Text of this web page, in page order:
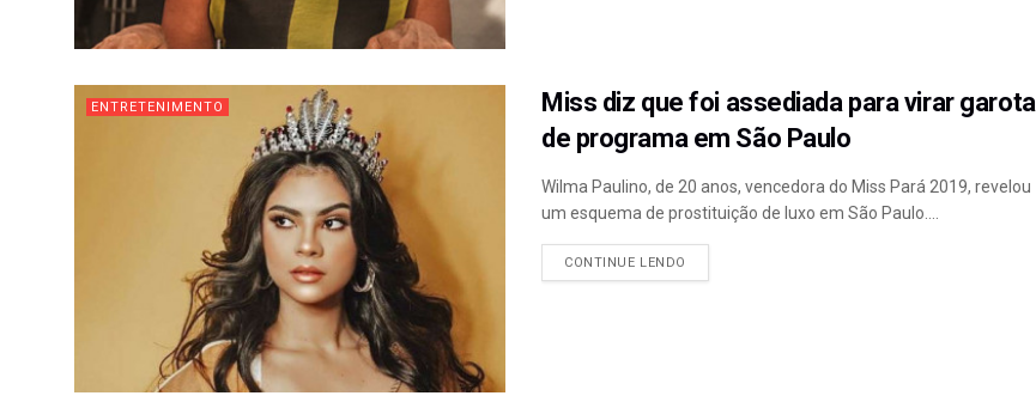
ENTRETENIMENTO
Miss diz que foi assediada para virar garota
de programa em São Paulo
Wilma Paulino, de 20 anos, vencedora do Miss Pará 2019, revelou
um esquema de prostituição de luxo em São Paulo....
CONTINUE LENDO